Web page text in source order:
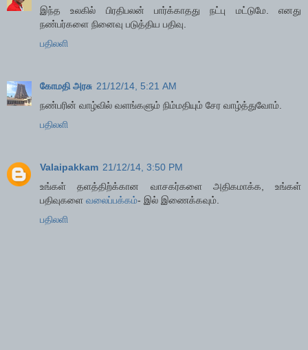
இந்த உலகில் பிரதிபலன் பார்க்காதது நட்பு மட்டுமே. எனது
நண்பர்களை நினைவு படுத்திய பதிவு.
பதிலளி
கோமதி அரசு 21/12/14, 5:21 AM
நண்பரின் வாழ்வில் வளங்களும் நிம்மதியும் சேர வாழ்த்துவோம்.
பதிலளி
Valaipakkam 21/12/14, 3:50 PM
உங்கள் தளத்திற்க்கான வாசகர்களை அதிகமாக்க, உங்கள்
பதிவுகளை வலைப்பக்கம்- இல் இணைக்கவும்.
பதிலளி